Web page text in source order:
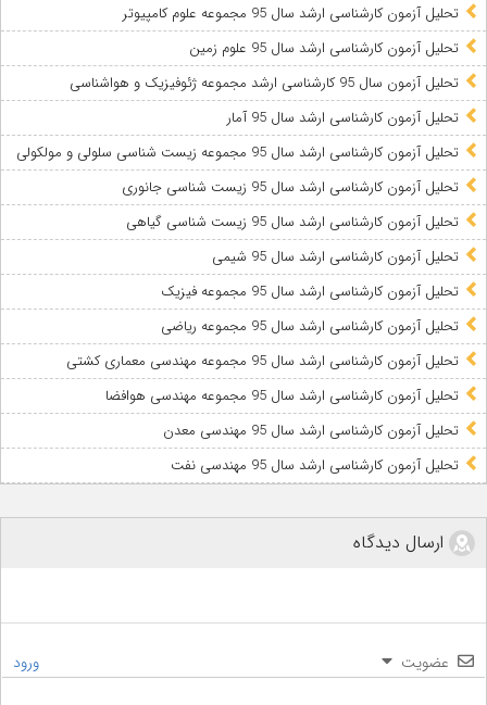
تحلیل آزمون کارشناسی ارشد سال 95 مجموعه علوم کامپیوتر
تحلیل آزمون کارشناسی ارشد سال 95 علوم زمین
تحلیل آزمون سال 95 کارشناسی ارشد مجموعه ژئوفیزیک و هواشناسی
تحلیل آزمون کارشناسی ارشد سال 95 آمار
تحلیل آزمون کارشناسی ارشد سال 95 مجموعه زیست شناسی سلولی و مولکولی
تحلیل آزمون کارشناسی ارشد سال 95 زیست شناسی جانوری
تحلیل آزمون کارشناسی ارشد سال 95 زیست شناسی گیاهی
تحلیل آزمون کارشناسی ارشد سال 95 شیمی
تحلیل آزمون کارشناسی ارشد سال 95 مجموعه فیزیک
تحلیل آزمون کارشناسی ارشد سال 95 مجموعه ریاضی
تحلیل آزمون کارشناسی ارشد سال 95 مجموعه مهندسی معماری کشتی
تحلیل آزمون کارشناسی ارشد سال 95 مجموعه مهندسی هوافضا
تحلیل آزمون کارشناسی ارشد سال 95 مهندسی معدن
تحلیل آزمون کارشناسی ارشد سال 95 مهندسی نفت
ارسال دیدگاه
عضویت ورود